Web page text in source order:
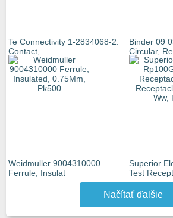
Te Connectivity 1-2834068-2.
Contact,
Binder 09
Circular,
Weidmuller 9004310000
Ferrule, Insulat
Superior
Test Recept
Načítať ďalšie